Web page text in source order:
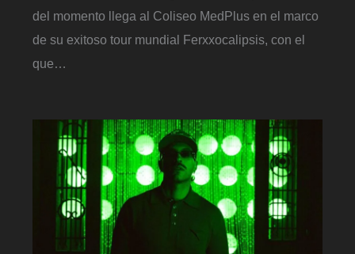
del momento llega al Coliseo MedPlus en el marco
de su exitoso tour mundial Ferxxocalipsis, con el
que…